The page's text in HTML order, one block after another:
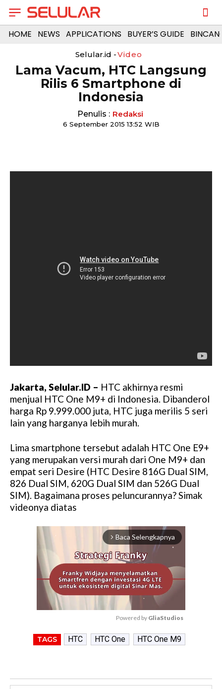
HOME NEWS APPLICATIONS BUYER’S GUIDE
Selular.id -Video
Lama Vacum, HTC Langsung
Rilis 6 Smartphone di
Indonesia
Penulis : Redaksi
6 September 2015 13:52 WIB
Jakarta, Selular.ID – HTC akhirnya resmi
menjual HTC One M9+ di Indonesia. Dibanderol
harga Rp 9.999.000 juta, HTC juga merilis 5 seri
lain yang harganya lebih murah.
Lima smartphone tersebut adalah HTC One E9+
yang merupakan versi murah dari One M9+ dan
empat seri Desire (HTC Desire 816G Dual SIM,
826 Dual SIM, 620G Dual SIM dan 526G Dual
SIM). Bagaimana proses peluncurannya? Simak
videonya diatas
arrow_forward_ios Baca Selengkapnya
M
u
Powered by GliaStudios
TAGS HTC HTC One HTC One M9